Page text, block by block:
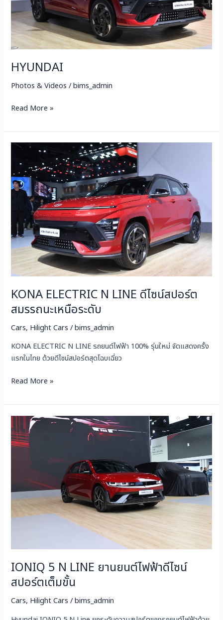
HYUNDAI
Photos & Videos /bims_admin
Read More »
KONA ELECTRIC N LINE ดีไซน์สปอร์ต
สมรรถนะเหนือระดับ
Cars, Hilight Cars /bims_admin
KONA ELECTRIC N LINE รถยนต์ไฟฟ้า 100% รุ่นใหม่ จัดแสดงครั้ง
แรกในไทย ด้วยดีไซน์สปอร์ตสุดโฉบเฉี่ยว
KONA
ELECTRIC
N
LINE
สปอร์ต
สมรรถนะ
เหนือ
ระดับ
Read More »
IONIQ 5 N LINE ยานยนต์ไฟฟ้าดีไซน์
สปอร์ตเต็มขั้น
Cars, Hilight Cars /bims_admin
IONIQ
5
N
ไฟฟ้า
สปอร์ต